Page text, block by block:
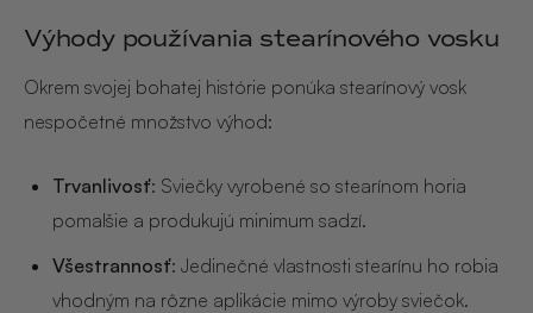
Výhody používania stearínového vosku
Okrem svojej bohatej histórie ponúka stearínový vosk
nespočetné množstvo výhod:
Trvanlivosť: Sviečky vyrobené so stearínom horia
pomalšie a produkujú minimum sadzí.
Všestrannosť: Jedinečné vlastnosti stearínu ho robia
vhodným na rôzne aplikácie mimo výroby sviečok.